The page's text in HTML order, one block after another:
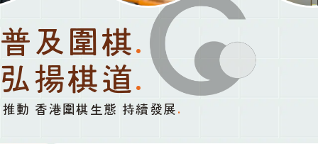
普及圍棋.
弘揚棋道.
推動 香港圍棋生態 持續發展 .